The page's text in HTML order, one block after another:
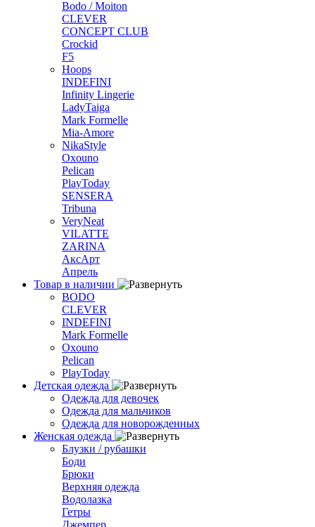
Bodo / Moiton
CLEVER
CONCEPT CLUB
Crockid
F5
Hoops
INDEFINI
Infinity Lingerie
LadyTaiga
Mark Formelle
Mia-Amore
NikaStyle
Oxouno
Pelican
PlayToday
SENSERA
Tribuna
VeryNeat
VILATTE
ZARINA
АксАрт
Апрель
Товар в наличии
BODO
CLEVER
INDEFINI
Mark Formelle
Oxouno
Pelican
PlayToday
Детская одежда
Одежда для девочек
Одежда для мальчиков
Одежда для новорожденных
Женская одежда
Блузки / рубашки
Боди
Брюки
Верхняя одежда
Водолазка
Гетры
Джемпер